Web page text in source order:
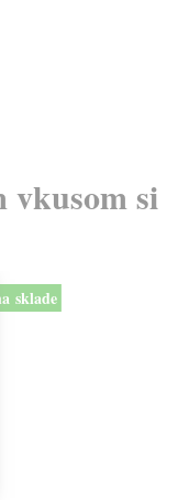
vkusom si
sklade